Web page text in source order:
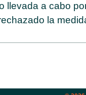
llevada a cabo
la